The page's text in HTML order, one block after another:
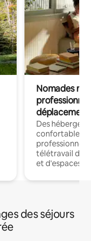
Nomades
déplacement
Des
confortables
professionnels
télétravail
et d'espaces
des séjours